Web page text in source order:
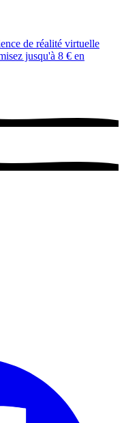
de réalité virtuelle
jusqu'à 8 € en